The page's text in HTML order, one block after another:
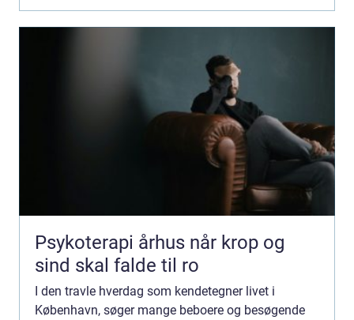
Psykoterapi århus når krop og
sind skal falde til ro
I den travle hverdag som kendetegner livet i
København, søger mange beboere og besøgende